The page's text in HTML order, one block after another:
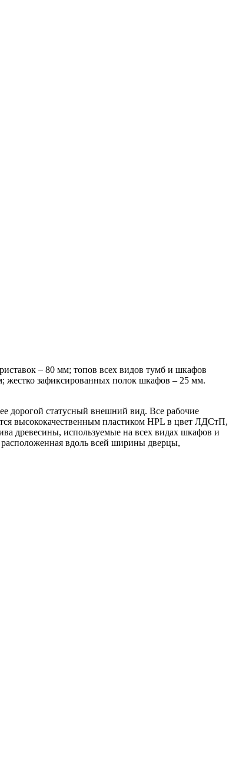
– 80 мм; топов всех видов тумб и шкафов
жестко зафиксированныx полок шкафов – 25 мм.
дорогой статусный внешний вид. Все рабочие
высококачественным пластиком HPL в цвет ЛДСтП,
древесины, используемые на всех видах шкафов и
вдоль всей ширины дверцы,